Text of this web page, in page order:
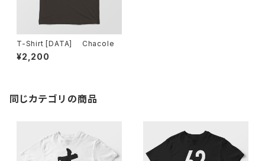
T-Shirt [DATA] Chacole
¥2,200
同じカテゴリの商品